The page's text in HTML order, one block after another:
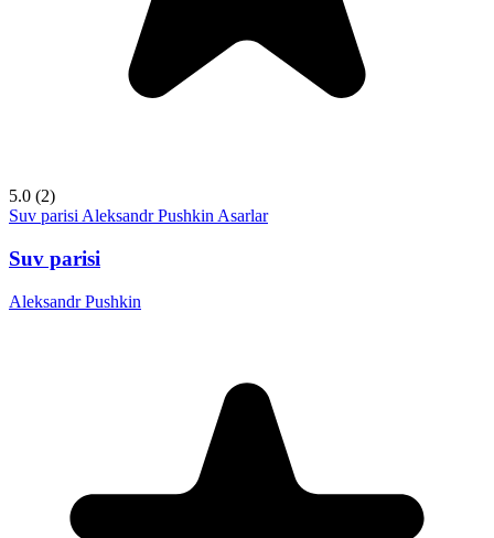
5.0 (2)
Suv parisi Aleksandr Pushkin Asarlar
Suv parisi
Aleksandr Pushkin